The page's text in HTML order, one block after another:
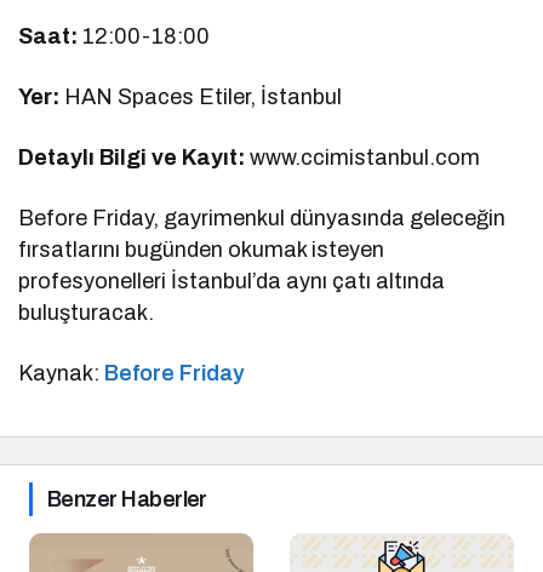
Saat: 12:00-18:00
Yer: HAN Spaces Etiler, İstanbul
Detaylı Bilgi ve Kayıt:www.ccimistanbul.com
Before Friday, gayrimenkul dünyasında geleceğin
fırsatlarını bugünden okumak isteyen
profesyonelleri İstanbul’da aynı çatı altında
buluşturacak.
Kaynak: Before Friday
Benzer Haberler